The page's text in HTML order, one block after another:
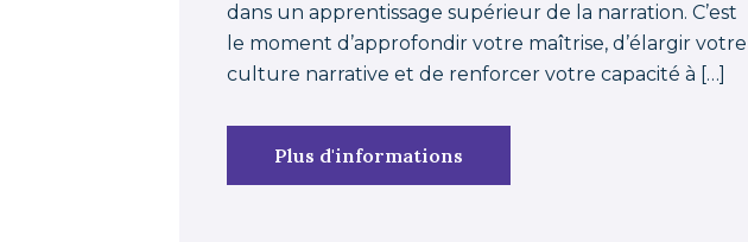
dans un apprentissage supérieur de la narration. C’est
le moment d’approfondir votre maîtrise, d’élargir votre
culture narrative et de renforcer votre capacité à […]
Plus d'informations